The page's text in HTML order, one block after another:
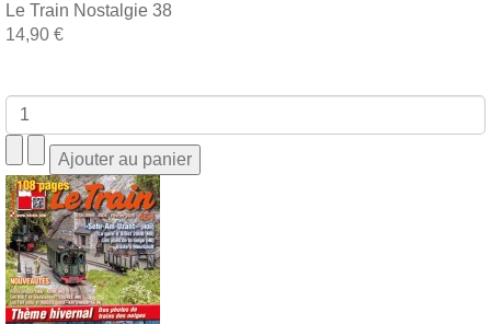
Le Train Nostalgie 38
14,90 €